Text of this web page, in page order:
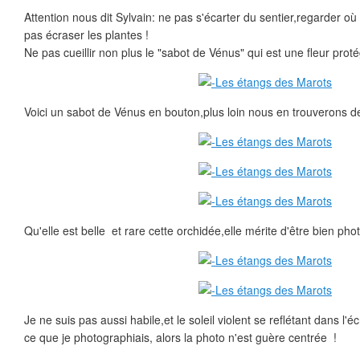
Attention nous dit Sylvain: ne pas s'écarter du sentier,regarder
pas écraser les plantes !
Ne pas cueillir non plus le "sabot de Vénus" qui est une fleur
Voici un sabot de Vénus en bouton,plus loin nous en trouverons
Qu'elle est belle et rare cette orchidée,elle mérite d'être bien
Je ne suis pas aussi habile,et le soleil violent se reflétant dans
ce que je photographiais, alors la photo n'est guère centrée !